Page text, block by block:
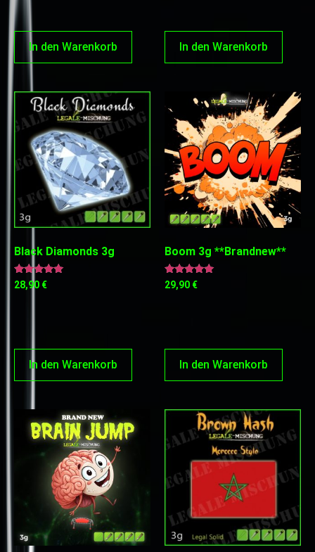
In den Warenkorb In den Warenkorb
Black Diamonds 3g
Bewertet
mit
28,90 €
In den Warenkorb
Boom 3g **Brandnew**
Bewertet
mit
29,90 €
In den Warenkorb